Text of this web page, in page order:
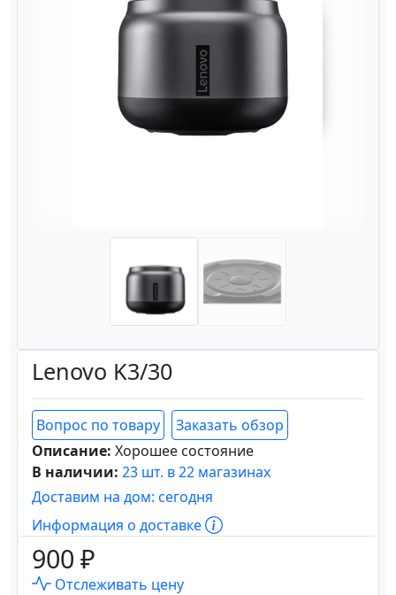
Lenovo K3/30
Вопрос по товару
Заказать обзор
Описание: Хорошее состояние
В наличии: 23 шт. в 22 магазинах
Доставим на дом: сегодня
Информация о доставке
900 ₽
Отслеживать цену